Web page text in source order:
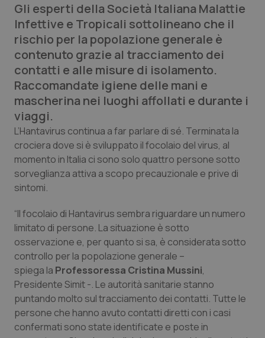
Edizioni Regionali
QS Pro
Professionisti Sanitari.AI
Abruzzo
Basilicata
Calabria
Campania
Emilia-Romagna
Friuli Venezia Giulia
Lazio
Liguria
QS Pro Gold
Artrite & artrosi
Asma & BPCO
Car-T
Colesterolo & coronaropatie
Dermatite Atopica
Diabete & glucometri
Disturbi dell’umore
QS Club Newsletter
Gli esperti della Società Italiana Malattie
Infettive e Tropicali sottolineano che il
rischio per la popolazione generale è
contenuto grazie al tracciamento dei
contatti e alle misure di isolamento.
Raccomandate igiene delle mani e
mascherina nei luoghi affollati e durante i
viaggi.
L’Hantavirus continua a far parlare di sé. Terminata la
crociera dove si è sviluppato il focolaio del virus, al
momento in Italia ci sono solo quattro persone sotto
sorveglianza attiva a scopo precauzionale e prive di
sintomi.
“Il focolaio di Hantavirus sembra riguardare un numero
limitato di persone. La situazione è sotto
osservazione e, per quanto si sa, è considerata sotto
controllo per la popolazione generale –
spiega la Professoressa Cristina Mussini,
Presidente Simit -. Le autorità sanitarie stanno
puntando molto sul tracciamento dei contatti. Tutte le
persone che hanno avuto contatti diretti con i casi
confermati sono state identificate e poste in